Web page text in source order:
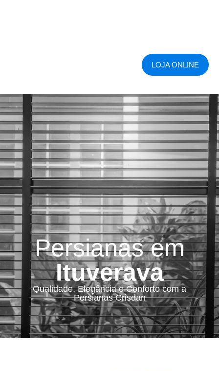
LOJA ONLINE
Persianas em
Ituverava
Qualidade, Elegância e Conforto com a
Persianas Crisdan